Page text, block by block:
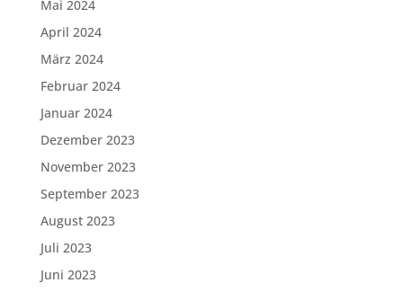
Mai 2024
April 2024
März 2024
Februar 2024
Januar 2024
Dezember 2023
November 2023
September 2023
August 2023
Juli 2023
Juni 2023